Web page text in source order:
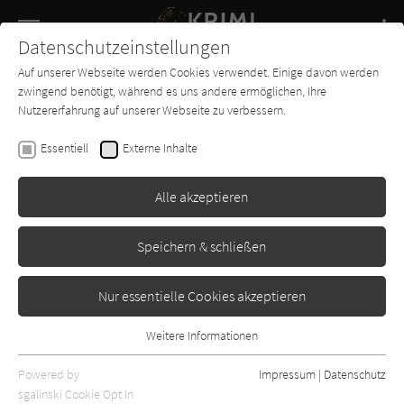
SUCHE
Buch-
Entdecker
Forum Charts
Magdalen Nabb
Tod im Palazzo
Erschienen: Januar 1995 Bibliogr. Angaben
Datenschutzeinstellungen
Auf unserer Webseite werden Cookies verwendet. Einige davon werden
zwingend benötigt, während es uns andere ermöglichen, Ihre
Nutzererfahrung auf unserer Webseite zu verbessern.
Essentiell Externe Inhalte
Alle akzeptieren
Speichern & schließen
Nur essentielle Cookies akzeptieren
Essentielle Cookies werden für grundlegende Funktionen der
Webseite benötigt. Dadurch ist gewährleistet, dass die Webseite
Weitere Informationen
Powered by
sgalinski Cookie Opt In
Impressum | Datenschutz